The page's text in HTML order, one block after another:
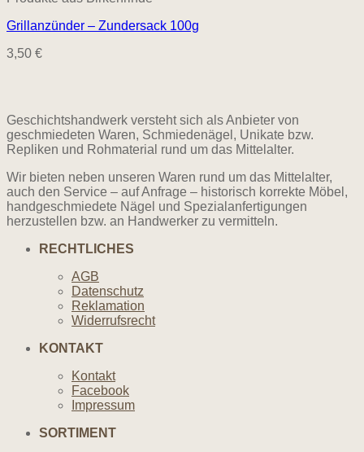
Grillanzünder – Zundersack 100g
3,50 €
Geschichtshandwerk versteht sich als Anbieter von
geschmiedeten Waren, Schmiedenägel, Unikate bzw.
Repliken und Rohmaterial rund um das Mittelalter.
Wir bieten neben unseren Waren rund um das Mittelalter,
auch den Service – auf Anfrage – historisch korrekte Möbel,
handgeschmiedete Nägel und Spezialanfertigungen
herzustellen bzw. an Handwerker zu vermitteln.
RECHTLICHES
AGB
Datenschutz
Reklamation
Widerrufsrecht
KONTAKT
Kontakt
Facebook
Impressum
SORTIMENT